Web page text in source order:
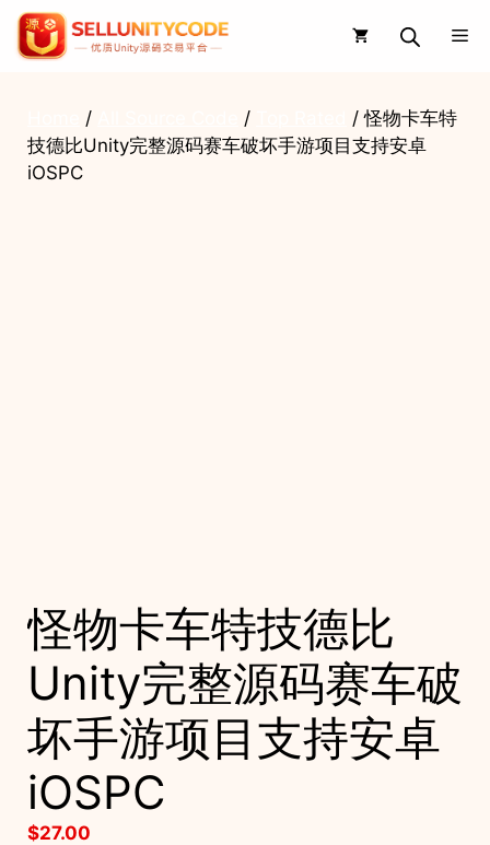
Skip
content
/ /
/ 怪物卡车特
技德比Unity完整源码赛车破坏手游项目支持安卓
iOSPC
怪物卡车特技德比
Unity完整源码赛车破
坏手游项目支持安卓
iOSPC
$27.00